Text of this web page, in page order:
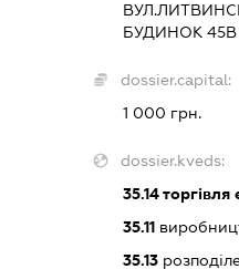
БУДИНОК 45В
dossier.capital:
1 000 грн.
dossier.kveds:
35.14торгівля
35.11
35.13